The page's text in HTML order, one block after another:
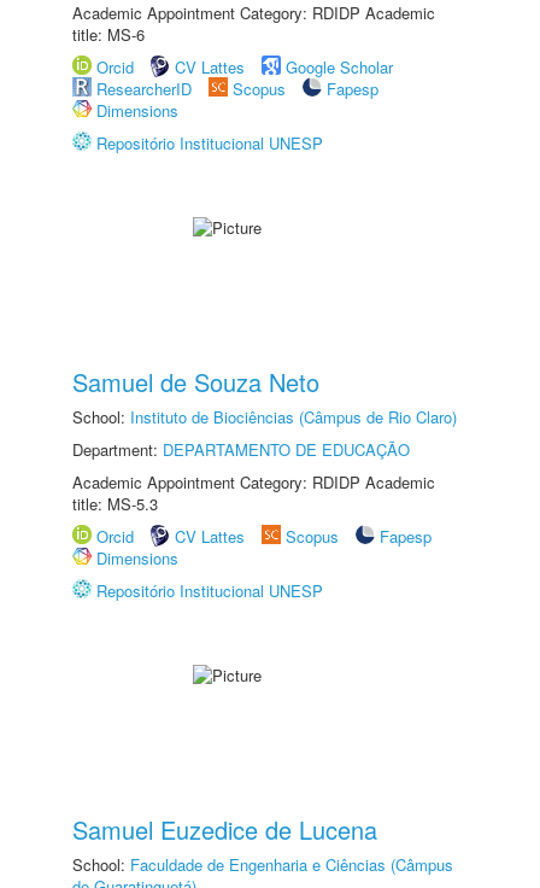
Academic Appointment Category: RDIDP Academic
title: MS-6
Orcid
CV Lattes
Google Scholar
ResearcherID
Scopus
Fapesp
Dimensions
Repositório Institucional UNESP
Samuel de Souza Neto
School: Instituto de Biociências (Câmpus de Rio Claro)
Department: DEPARTAMENTO DE EDUCAÇÃO
Academic Appointment Category: RDIDP Academic
title: MS-5.3
Orcid
CV Lattes Scopus
Fapesp
Dimensions
Repositório Institucional UNESP
Samuel Euzedice de Lucena
School: Faculdade de Engenharia e Ciências (Câmpus